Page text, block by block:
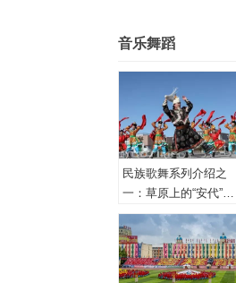
音乐舞蹈
民族歌舞系列介绍之
一：草原上的“安代”和
安代舞